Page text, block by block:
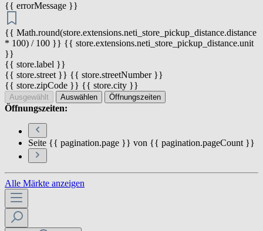
{{ errorMessage }}
{{ Math.round(store.extensions.neti_store_pickup_distance.distance
* 100) / 100 }} {{ store.extensions.neti_store_pickup_distance.unit
}}
{{ store.label }}
{{ store.street }} {{ store.streetNumber }}
{{ store.zipCode }} {{ store.city }}
Ausgewählt Auswählen Öffnungszeiten
Öffnungszeiten:
Seite {{ pagination.page }} von {{ pagination.pageCount }}
Alle Märkte anzeigen